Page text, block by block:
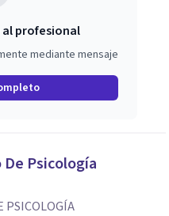
al profesional
mediante mensaje
Psicología
PSICOLOGÍA